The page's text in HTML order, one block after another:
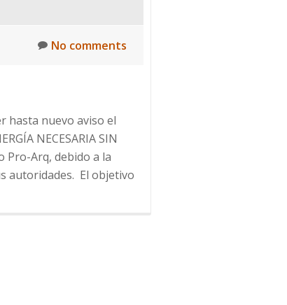
Efecto No comments
hasta nuevo aviso el
NECESARIA SIN
Pro-Arq, debido a la
autoridades. El objetivo